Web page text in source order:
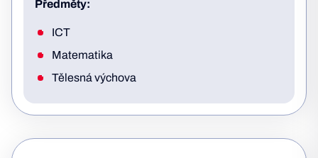
Předměty:
ICT
Matematika
Tělesná výchova